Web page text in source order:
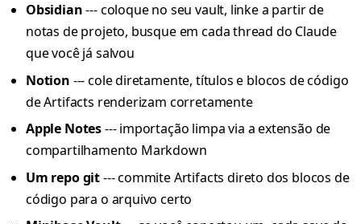
Obsidian--- coloque no seu vault, linke a partir de
notas de projeto, busque em cada thread do Claude
que você já salvou
Notion --- cole diretamente, títulos e blocos de código
de Artifacts renderizam corretamente
Apple Notes--- importação limpa via a extensão de
compartilhamento Markdown
Um repo git--- commite Artifacts direto dos blocos de
código para o arquivo certo